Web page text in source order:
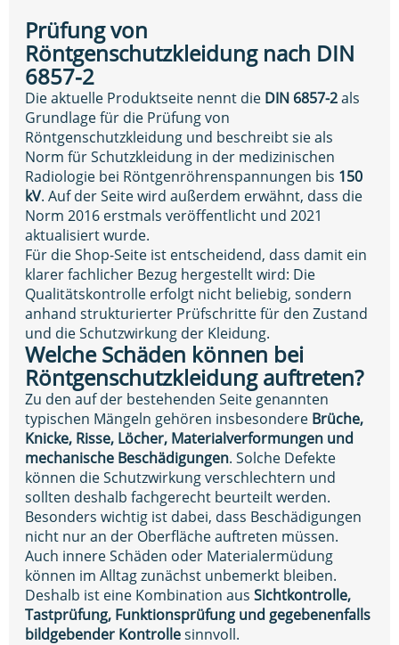
Prüfung von
Röntgenschutzkleidung nach DIN
6857-2
Die aktuelle Produktseite nennt die DIN 6857-2als
Grundlage für die Prüfung von
Röntgenschutzkleidung und beschreibt sie als
Norm für Schutzkleidung in der medizinischen
Radiologie bei Röntgenröhrenspannungen bis 150
kV. Auf der Seite wird außerdem erwähnt, dass die
Norm 2016 erstmals veröffentlicht und 2021
aktualisiert wurde.
Für die Shop-Seite ist entscheidend, dass damit ein
klarer fachlicher Bezug hergestellt wird: Die
Qualitätskontrolle erfolgt nicht beliebig, sondern
anhand strukturierter Prüfschritte für den Zustand
und die Schutzwirkung der Kleidung.
Welche Schäden können bei
Röntgenschutzkleidung auftreten?
Zu den auf der bestehenden Seite genannten
typischen Mängeln gehören insbesondere Brüche,
Knicke, Risse, Löcher, Materialverformungen und
mechanische Beschädigungen. Solche Defekte
können die Schutzwirkung verschlechtern und
sollten deshalb fachgerecht beurteilt werden.
Besonders wichtig ist dabei, dass Beschädigungen
nicht nur an der Oberfläche auftreten müssen.
Auch innere Schäden oder Materialermüdung
können im Alltag zunächst unbemerkt bleiben.
Deshalb ist eine Kombination aus Sichtkontrolle,
Tastprüfung, Funktionsprüfung und gegebenenfalls
bildgebender Kontrollesinnvoll.